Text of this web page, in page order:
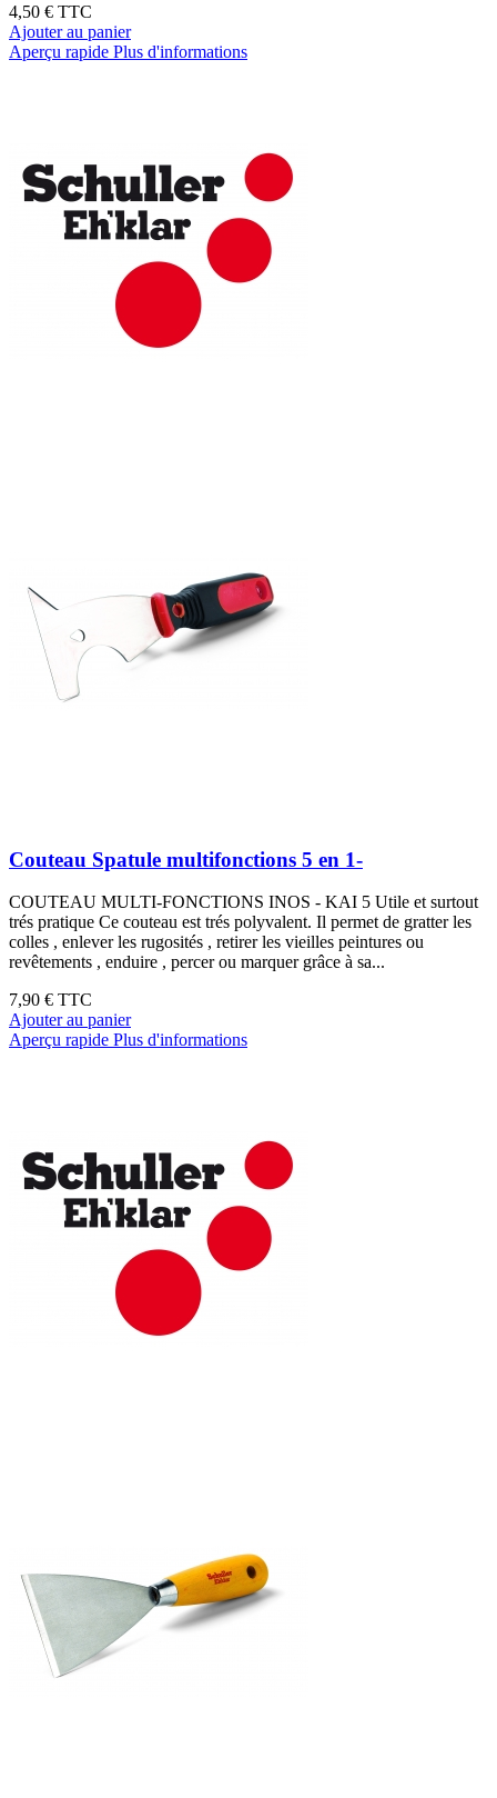
4,50 € TTC
Ajouter au panier
Aperçu rapide Plus d'informations
Couteau Spatule multifonctions 5 en 1-
COUTEAU MULTI-FONCTIONS INOS - KAI 5 Utile et surtout
trés pratique Ce couteau est trés polyvalent. Il permet de gratter les
colles , enlever les rugosités , retirer les vieilles peintures ou
revêtements , enduire , percer ou marquer grâce à sa...
7,90 € TTC
Ajouter au panier
Aperçu rapide Plus d'informations